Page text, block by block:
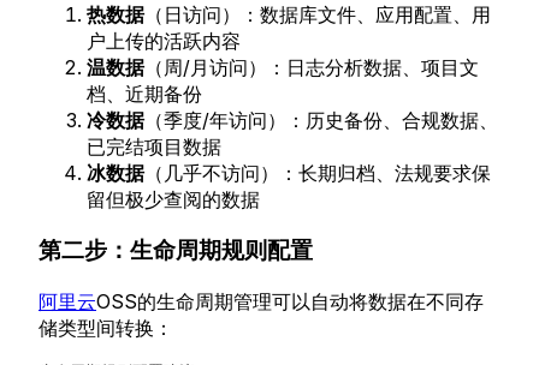
热数据（日访问）：数据库文件、应用配置、用
户上传的活跃内容
温数据（周/月访问）：日志分析数据、项目文
档、近期备份
冷数据（季度/年访问）：历史备份、合规数据、
已完结项目数据
冰数据（几乎不访问）：长期归档、法规要求保
留但极少查阅的数据
第二步：生命周期规则配置
阿里云OSS的生命周期管理可以自动将数据在不同存
储类型间转换：